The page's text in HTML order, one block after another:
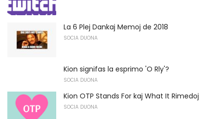
La 6 Plej Dankaj Memoj de 2018
SOCIA DUONA
Kion signifas la esprimo 'O Rly'?
SOCIA DUONA
Kion OTP Stands For kaj What It Rimedoj
SOCIA DUONA